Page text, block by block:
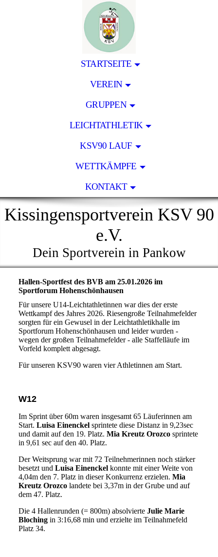
STARTSEITE
VEREIN
GRUPPEN
LEICHTATHLETIK
KSV90 LAUF
WETTKÄMPFE
KONTAKT
Kissingensportverein KSV 90
e.V.
Dein Sportverein in Pankow
Hallen-Sportfest des BVB am 25.01.2026 im
Sportforum Hohenschönhausen
Für unsere U14-Leichtathletinnen war dies der erste
Wettkampf des Jahres 2026. Riesengroße Teilnahmefelder
sorgten für ein Gewusel in der Leichtathletikhalle im
Sportforum Hohenschönhausen und leider wurden -
wegen der großen Teilnahmefelder - alle Staffelläufe im
Vorfeld komplett abgesagt.
Für unseren KSV90 waren vier Athletinnen am Start.
W12
Im Sprint über 60m waren insgesamt 65 Läuferinnen am
Start. Luisa Einenckelsprintete diese Distanz in 9,23sec
und damit auf den 19. Platz. Mia Kreutz Orozcosprintete
in 9,61 sec auf den 40. Platz.
Der Weitsprung war mit 72 Teilnehmerinnen noch stärker
besetzt und Luisa Einenckelkonnte mit einer Weite von
4,04m den 7. Platz in dieser Konkurrenz erzielen. Mia
Kreutz Orozcolandete bei 3,37m in der Grube und auf
dem 47. Platz.
Die 4 Hallenrunden (= 800m) absolvierte Julie Marie
Blochingin 3:16,68 min und erzielte im Teilnahmefeld
Platz 34.